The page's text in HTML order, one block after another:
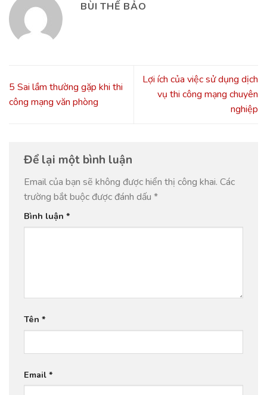
BÙI THẾ BẢO
5 Sai lầm thường gặp khi thi
công mạng văn phòng
Lợi ích của việc sử dụng dịch
vụ thi công mạng chuyên
nghiệp
Để lại một bình luận
Email của bạn sẽ không được hiển thị công khai. Các
trường bắt buộc được đánh dấu *
Bình luận *
Tên *
Email *